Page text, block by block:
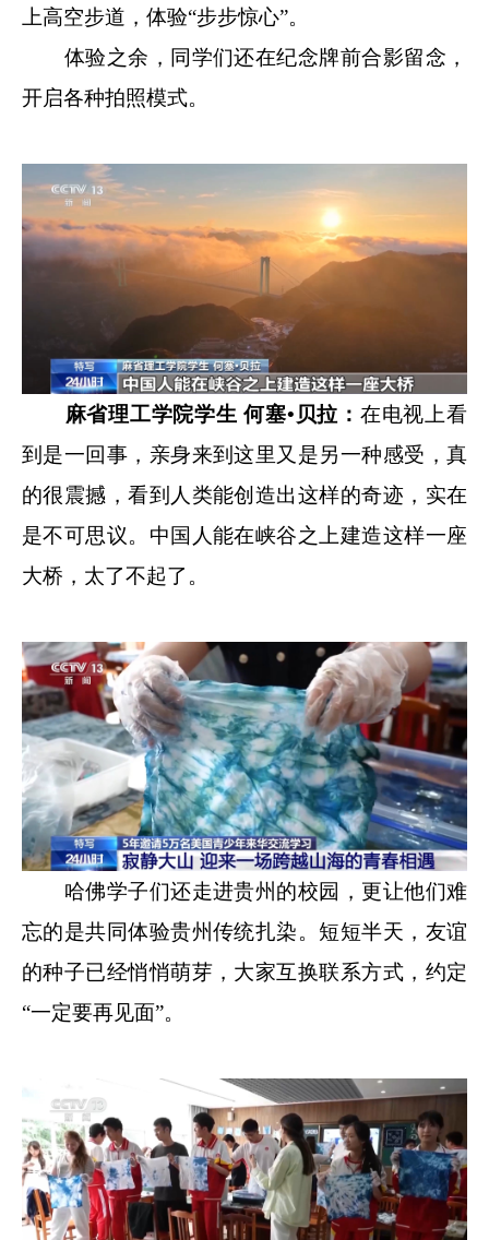
上高空步道，体验“步步惊心”。
体验之余，同学们还在纪念牌前合影留念，
开启各种拍照模式。
麻省理工学院学生 何塞•贝拉： 在电视上看
到是一回事，亲身来到这里又是另一种感受，真
的很震撼，看到人类能创造出这样的奇迹，实在
是不可思议。中国人能在峡谷之上建造这样一座
大桥，太了不起了。
哈佛学子们还走进贵州的校园，更让他们难
忘的是共同体验贵州传统扎染。短短半天，友谊
的种子已经悄悄萌芽，大家互换联系方式，约定
“一定要再见面”。